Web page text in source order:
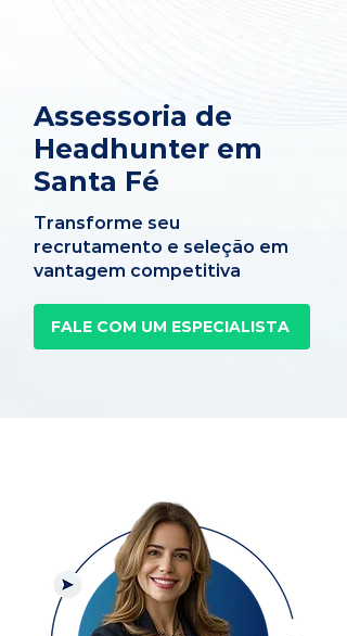
Assessoria de
Headhunter em
Santa Fé
Transforme seu
recrutamento e seleção em
vantagem competitiva
FALE COM UM ESPECIALISTA